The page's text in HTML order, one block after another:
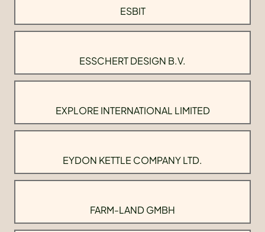
ESBIT
ESSCHERT DESIGN B.V.
EXPLORE INTERNATIONAL LIMITED
EYDON KETTLE COMPANY LTD.
FARM-LAND GMBH